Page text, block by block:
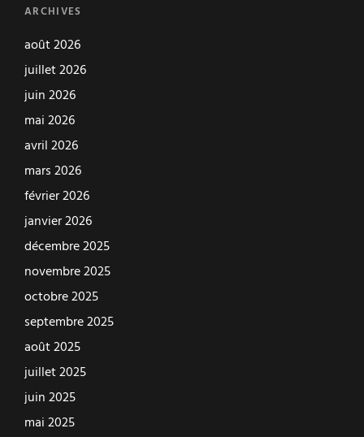
ARCHIVES
août 2026
juillet 2026
juin 2026
mai 2026
avril 2026
mars 2026
février 2026
janvier 2026
décembre 2025
novembre 2025
octobre 2025
septembre 2025
août 2025
juillet 2025
juin 2025
mai 2025